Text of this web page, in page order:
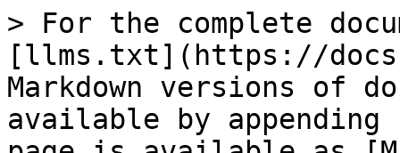
> For the complete
[llms.txt](https://
Markdown versions of
available by